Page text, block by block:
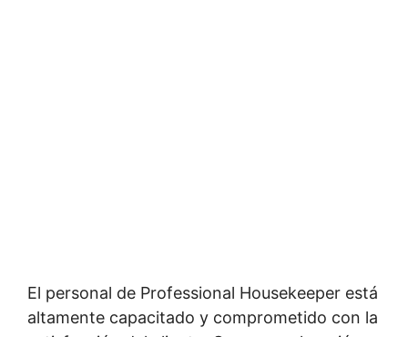
El personal de Professional Housekeeper está
altamente capacitado y comprometido con la